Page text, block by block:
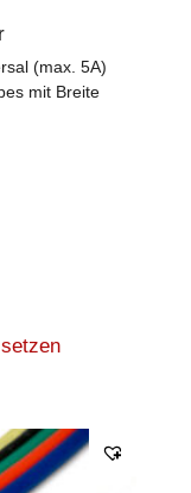
(max. 5A)
mit Breite